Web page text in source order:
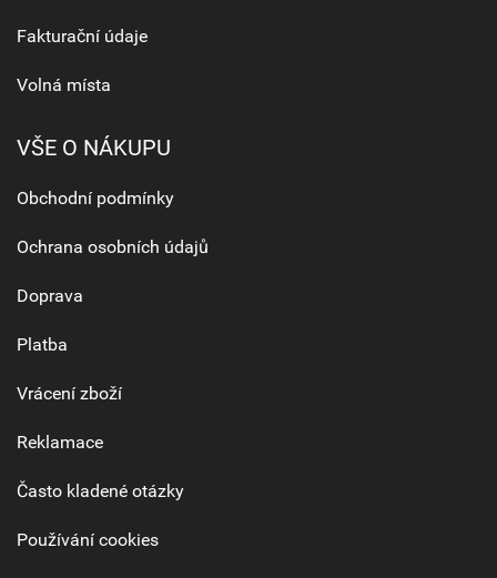
Fakturační údaje
Volná místa
VŠE O NÁKUPU
Obchodní podmínky
Ochrana osobních údajů
Doprava
Platba
Vrácení zboží
Reklamace
Často kladené otázky
Používání cookies